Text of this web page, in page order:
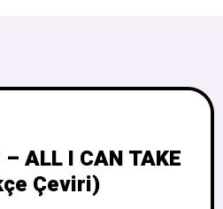
ALL I CAN TAKE
Çeviri)